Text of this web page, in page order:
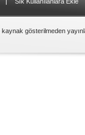
gösterilmeden